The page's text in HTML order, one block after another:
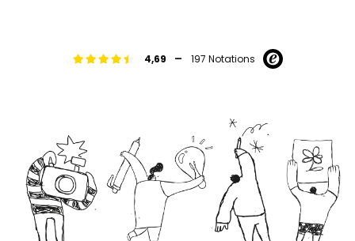
4,69 - 197 Notations